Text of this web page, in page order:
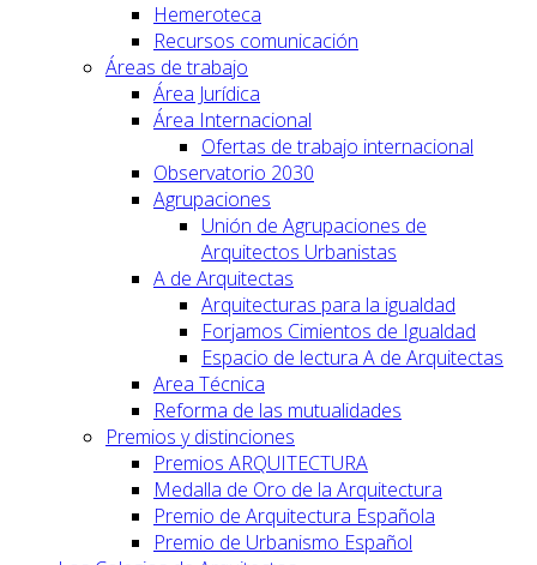
Hemeroteca
Recursos comunicación
Áreas de trabajo
Área Jurídica
Área Internacional
Ofertas de trabajo internacional
Observatorio 2030
Agrupaciones
Unión de Agrupaciones de
Arquitectos Urbanistas
A de Arquitectas
Arquitecturas para la igualdad
Forjamos Cimientos de Igualdad
Espacio de lectura A de Arquitectas
Area Técnica
Reforma de las mutualidades
Premios y distinciones
Premios ARQUITECTURA
Medalla de Oro de la Arquitectura
Premio de Arquitectura Española
Premio de Urbanismo Español